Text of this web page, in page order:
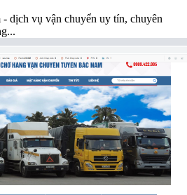
- dịch vụ vận chuyển uy tín, chuyên